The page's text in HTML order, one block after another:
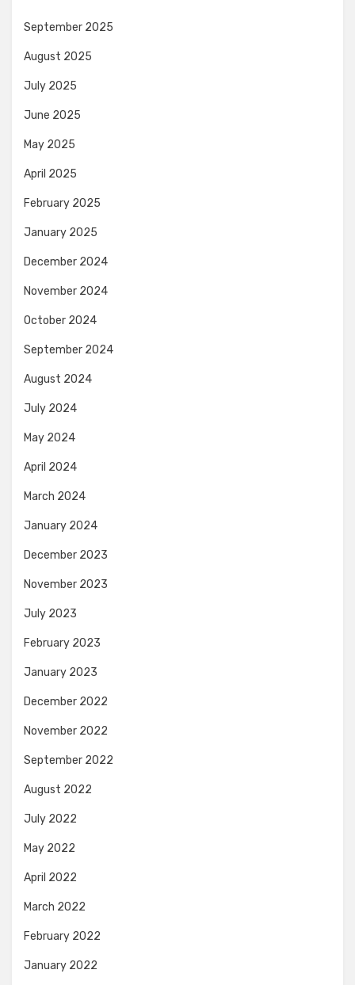
September 2025
August 2025
July 2025
June 2025
May 2025
April 2025
February 2025
January 2025
December 2024
November 2024
October 2024
September 2024
August 2024
July 2024
May 2024
April 2024
March 2024
January 2024
December 2023
November 2023
July 2023
February 2023
January 2023
December 2022
November 2022
September 2022
August 2022
July 2022
May 2022
April 2022
March 2022
February 2022
January 2022